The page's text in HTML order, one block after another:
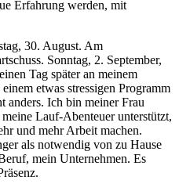
Erfahrung werden, mit
30. August. Am
Sonntag, 2. September,
Tag später an meinem
etwas stressigen Programm
anders. Ich bin meiner Frau
Lauf-Abenteuer unterstützt,
und mehr Arbeit machen.
als notwendig von zu Hause
mein Unternehmen. Es